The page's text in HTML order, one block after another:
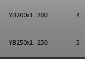
YB200x1​ 200​ 4​
YB250x1​ 250​ 5​